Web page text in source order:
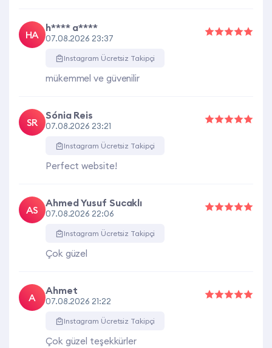
HA
h**** a****
07.08.2026 23:37
Instagram Ücretsiz Takipçi
mükemmel ve güvenilir
SR
Sónia Reis
07.08.2026 23:21
Instagram Ücretsiz Takipçi
Perfect website!
AS
Ahmed Yusuf Sucaklı
07.08.2026 22:06
Instagram Ücretsiz Takipçi
Çok güzel
A
Ahmet
07.08.2026 21:22
Instagram Ücretsiz Takipçi
Çok güzel teşekkürler